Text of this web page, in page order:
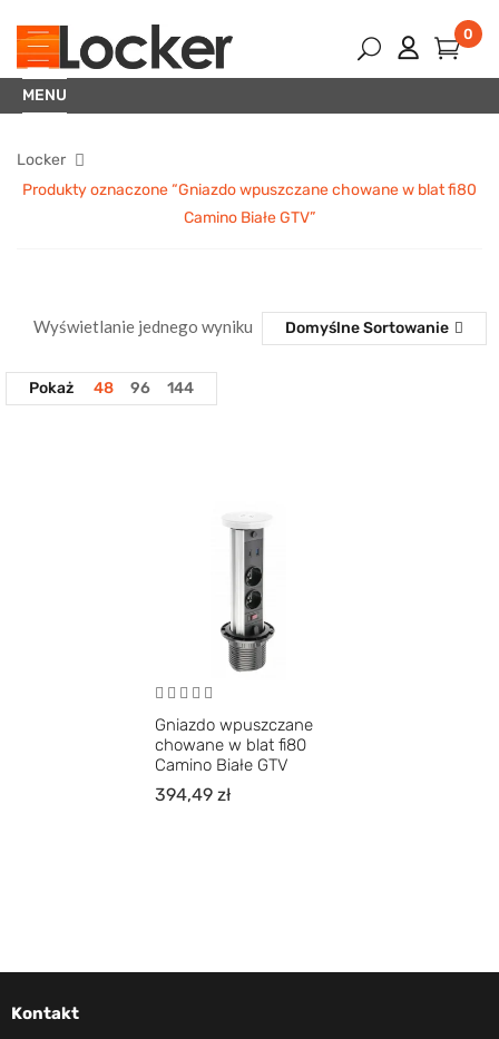
0
MENU
Locker
Produkty oznaczone “Gniazdo wpuszczane chowane w blat fi80
Camino Białe GTV”
Wyświetlanie jednego wyniku Domyślne Sortowanie
Pokaż 48 96 144
Gniazdo wpuszczane
chowane w blat fi80
Camino Białe GTV
394,49zł
Kontakt